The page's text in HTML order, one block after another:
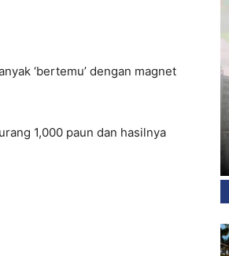
‘bertemu’ dengan magnet
1,000 paun dan hasilnya